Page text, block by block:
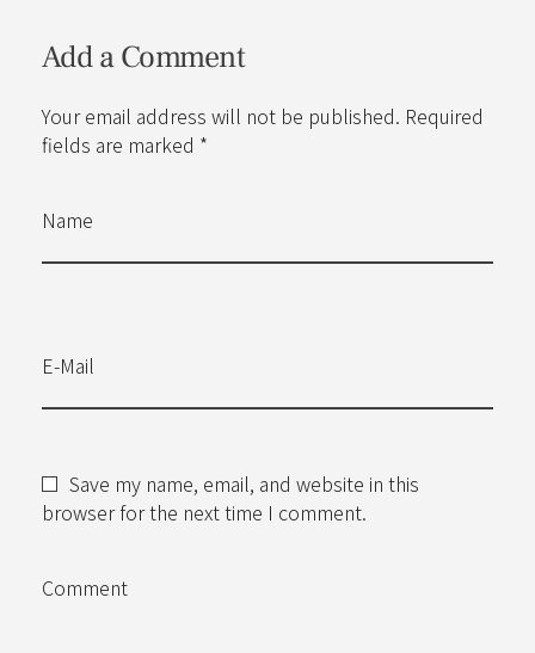
Add a Comment
Your email address will not be published. Required
fields are marked *
Name
E-Mail
Save my name, email, and website in this
browser for the next time I comment.
Comment